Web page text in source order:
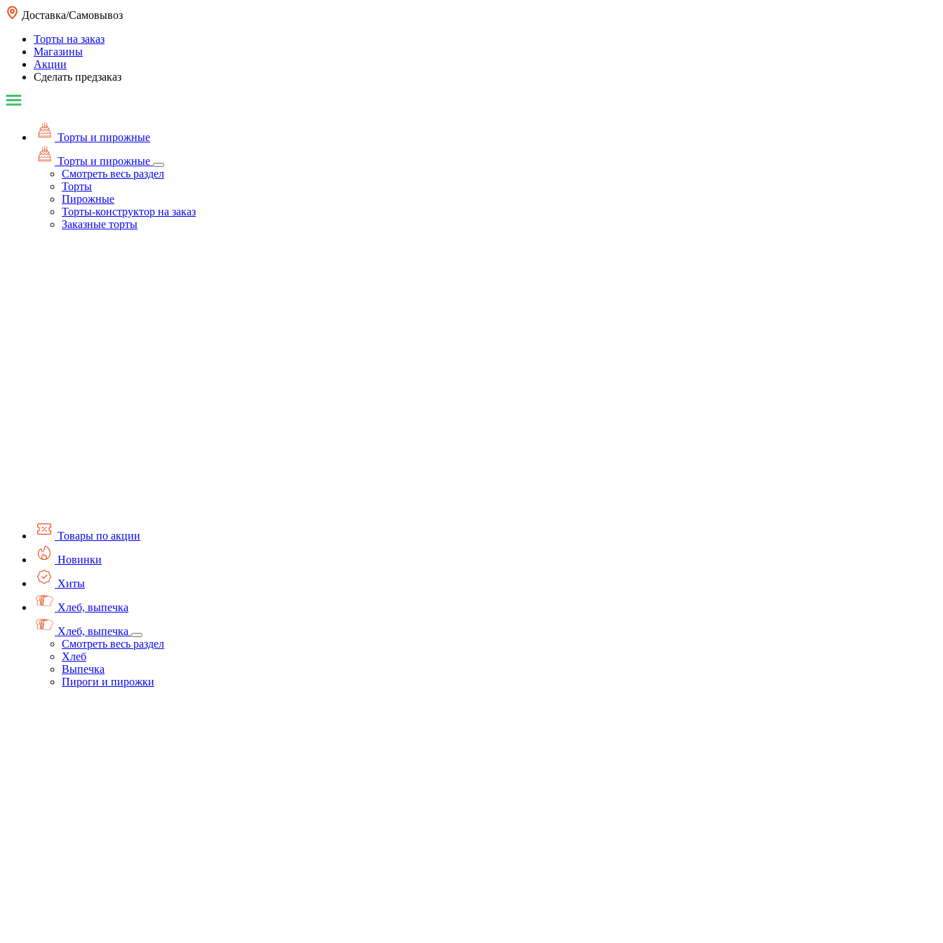
Доставка/Самовывоз
Торты на заказ
Магазины
Акции
Сделать предзаказ
Торты и пирожные
Торты и пирожные
Смотреть весь раздел
Торты
Пирожные
Торты-конструктор на заказ
Заказные торты
Товары по акции
Новинки
Хиты
Хлеб, выпечка
Хлеб, выпечка
Смотреть весь раздел
Хлеб
Выпечка
Пироги и пирожки